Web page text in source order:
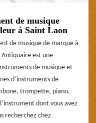
de musique
à Saint Laon
de musique de marque à
Antiquaire est une
de musique et
d’instruments de
trompette, piano,
dont vous avez
recherchez chez